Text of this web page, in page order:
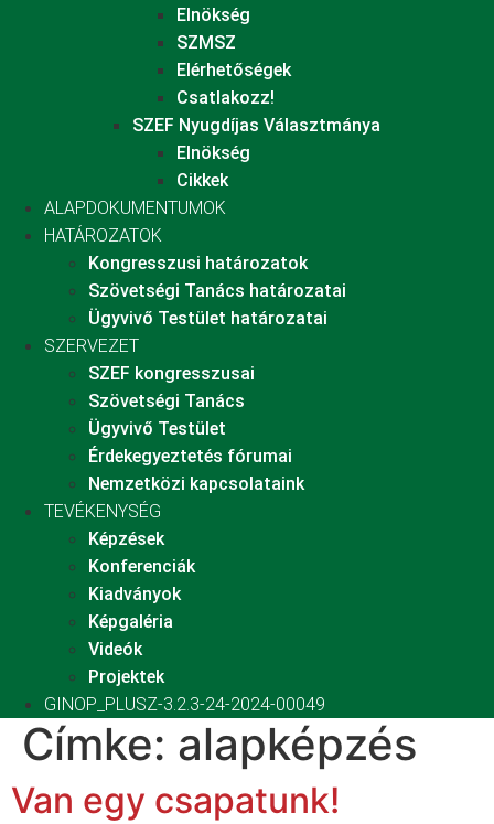
Elnökség
SZMSZ
Elérhetőségek
Csatlakozz!
SZEF Nyugdíjas Választmánya
Elnökség
Cikkek
ALAPDOKUMENTUMOK
HATÁROZATOK
Kongresszusi határozatok
Szövetségi Tanács határozatai
Ügyvivő Testület határozatai
SZERVEZET
SZEF kongresszusai
Szövetségi Tanács
Ügyvivő Testület
Érdekegyeztetés fórumai
Nemzetközi kapcsolataink
TEVÉKENYSÉG
Képzések
Konferenciák
Kiadványok
Képgaléria
Videók
Projektek
GINOP_PLUSZ-3.2.3-24-2024-00049
Címke: alapképzés
Van egy csapatunk!